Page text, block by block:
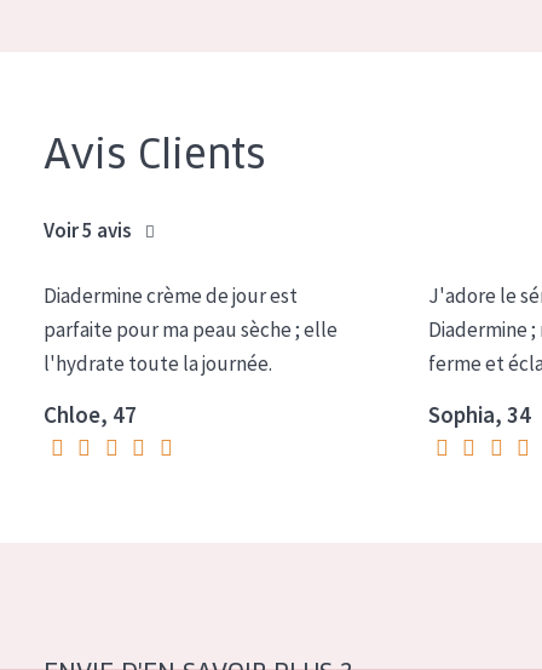
COLLECTION
Lift+
Expert
TYPE DE PEAU
Peau sensible
Peau normale à sèche
Avis Clients
Voir 5 avis
Diadermine crème de jour est
parfaite pour ma peau sèche ; elle
l'hydrate toute la journée.
Chloe, 47
J'adore le
Diadermine
ferme et
Sophia, 34